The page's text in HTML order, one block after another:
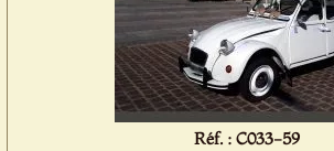
Réf. : C033-59